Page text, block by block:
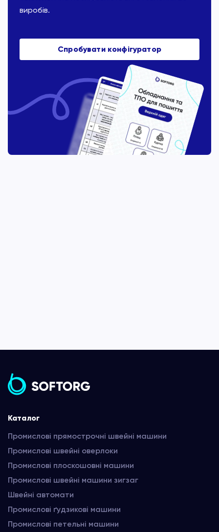
виробів.
Спробувати конфігуратор
Каталог
Промислові прямострочні швейні машини
Промислові швейні оверлоки
Промислові плоскошовні машини
Промислові швейні машини зигзаг
Швейні автомати
Промислові ґудзикові машини
Промислові петельні машини